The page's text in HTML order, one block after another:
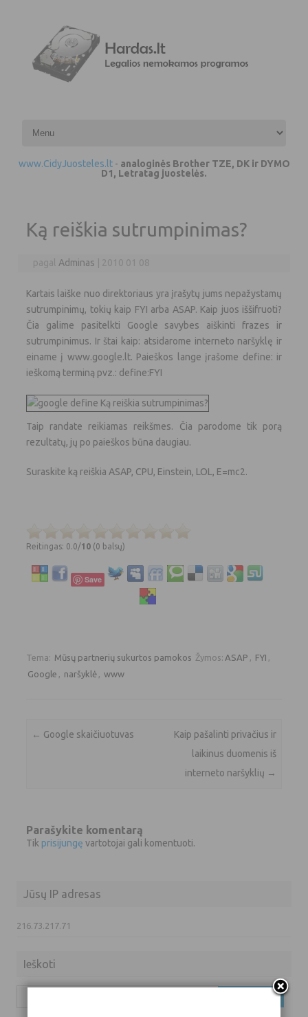
www.CidyJuosteles.lt- analoginės Brother TZE, DK ir DYMO
D1, Letratag juostelės.
Ką reiškia sutrumpinimas?
pagal Adminas 2010 01 08
Kartais laiške nuo direktoriaus yra įrašytų jums nepažystamų
sutrumpinimų, tokių kaip FYI arba ASAP. Kaip juos iššifruoti?
Čia galime pasitelkti Google savybes aiškinti frazes ir
sutrumpinimus. Ir štai kaip: atsidarome interneto naršyklę ir
einame į www.google.lt. Paieškos lange įrašome define: ir
ieškomą terminą pvz.: define:FYI
Taip randate reikiamas reikšmes. Čia parodome tik porą
rezultatų, jų po paieškos būna daugiau.
Suraskite ką reiškia ASAP, CPU, Einstein, LOL, E=mc2.
Reitingas: 0.0/10 (0 balsų)
Save
Tema: Mūsų partnerių sukurtos pamokos Žymos: ASAP FYI
Google
naršyklė www
Įrašo navigacija
← Google skaičiuotuvas
Kaip pašalinti privačius ir
laikinus duomenis iš
interneto naršyklių →
Parašykite komentarą
Tik prisijungę vartotojai gali komentuoti.
Jūsų IP adresas
216.73.217.71
Ieškoti